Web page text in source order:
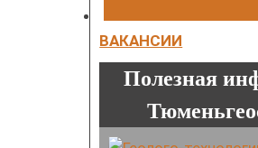
ВАКАНСИИ
Полезная